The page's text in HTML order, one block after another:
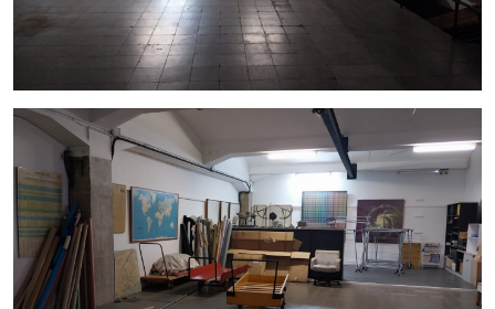
Espacio versátil para diferentes actividades.
El precio de venta es de 300.000€ .
InmoOlaya es una agencia líder en traspasos de hostelería
en Barcelona. Nuestro equipo de expertos está
comprometido en ofrecerle un servicio personalizado y
profesional en todo el proceso de alquiler, desde la
búsqueda del local ideal hasta la formalización del contrato.
Confíe en nosotros para encontrar la mejor opción para su
negocio.
Contáctenos hoy mismo para obtener más información y
programar una visita a esta nave industrial en Terrassa .